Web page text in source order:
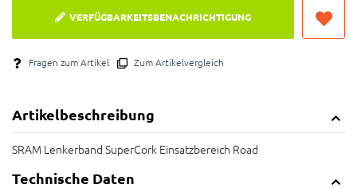
VERFÜGBARKEITSBENACHRICHTIGUNG
Fragen zum Artikel Zum Artikelvergleich
Artikelbeschreibung
SRAM Lenkerband SuperCork Einsatzbereich Road
Technische Daten